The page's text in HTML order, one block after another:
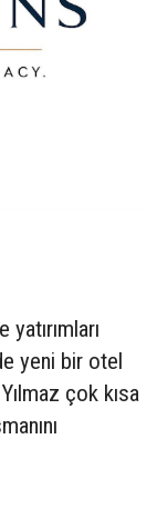
yeni bir otel
çok kısa